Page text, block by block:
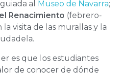
al Museo de Navarra;
Renacimiento (febrero-
visita de las murallas y la
es que los estudiantes
de conocer de dónde